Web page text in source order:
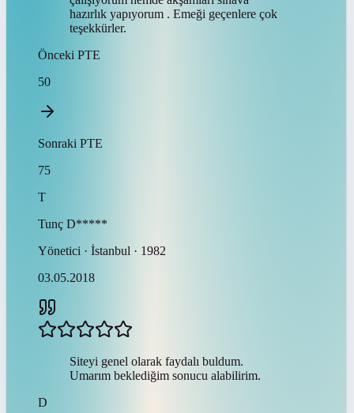
hazırlık yapıyorum . Emeği geçenlere çok
teşekkürler.
Önceki PTE
50
Sonraki PTE
75
T
Tunç D*****
Yönetici · İstanbul · 1982
03.05.2018
Siteyi genel olarak faydalı buldum.
Umarım beklediğim sonucu alabilirim.
D